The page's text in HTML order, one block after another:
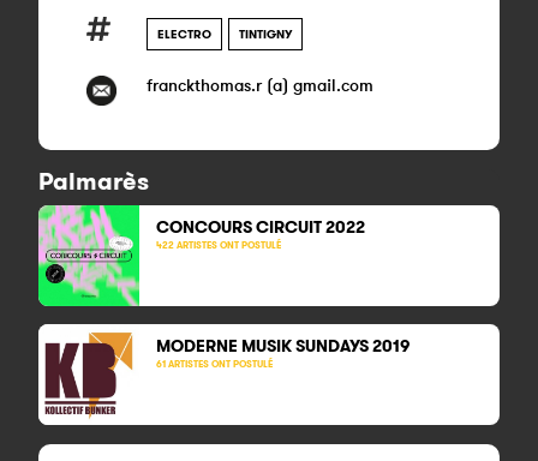
ELECTRO TINTIGNY
franckthomas.r (a) gmail.com
Palmarès
CONCOURS CIRCUIT2022
422 ARTISTES ONT POSTULÉ
MODERNE MUSIK SUNDAYS2019
61 ARTISTES ONT POSTULÉ